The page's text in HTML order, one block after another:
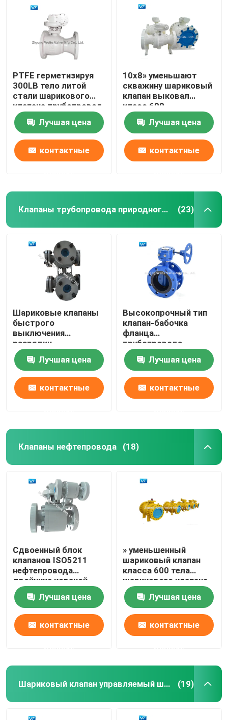
Верхний шариковый клапан входа
Шариковый клапан высокого давления
PTFE герметизируя
300LB тело литой
стали шарикового
клапана трубопровод
8x6» цельное
Лучшая цена
контактные
10x8» уменьшают
скважину шариковый
клапан выковал
класс 600
шарикового клапана
WCC
Лучшая цена
контактные
Клапаны трубопровода природного газа (23)
Шариковые клапаны
быстрого
выключения
разрядки
трубопровода
природного газа VT
быстрые двойные
Лучшая цена
контактные
Высокопрочный тип
клапан-бабочка
фланца
трубопровода
клапан-бабочки
коробки передач
Лучшая цена
контактные
Клапаны нефтепровода (18)
Сдвоенный блок
клапанов ISO5211
нефтепровода
двойника кованой
стали и
стравливающие
шариковые клапаны
Лучшая цена
контактные
» уменьшенный
шариковый клапан
класса 600 тела
шарикового клапана
WCC скважины 16x14
Лучшая цена
контактные
Шариковый клапан управляемый шестерней (19)